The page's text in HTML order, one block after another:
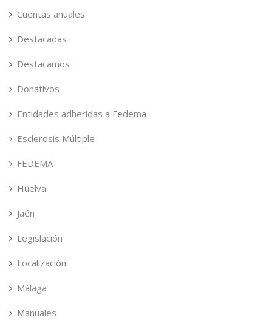
Cuentas anuales
Destacadas
Destacamos
Donativos
Entidades adheridas a Fedema
Esclerosis Múltiple
FEDEMA
Huelva
Jaén
Legislación
Localización
Málaga
Manuales